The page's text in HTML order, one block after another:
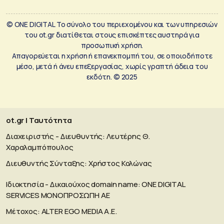
© ONE DIGITAL Το σύνολο του περιεχομένου και των υπηρεσιών
του ot.gr διατίθεται στους επισκέπτες αυστηρά για
προσωπική χρήση.
Απαγορεύεται η χρήση ή επανεκπομπή του, σε οποιοδήποτε
μέσο, μετά ή άνευ επεξεργασίας, χωρίς γραπτή άδεια του
εκδότη. © 2025
ot.gr | Ταυτότητα
Διαχειριστής - Διευθυντής: Λευτέρης Θ.
Χαραλαμπόπουλος
Διευθυντής Σύνταξης: Χρήστος Κολώνας
Ιδιοκτησία - Δικαιούχος domain name: ΟΝΕ DIGITAL
SERVICES MONOΠΡΟΣΩΠΗ ΑΕ
Μέτοχος: ALTER EGO MEDIA A.E.